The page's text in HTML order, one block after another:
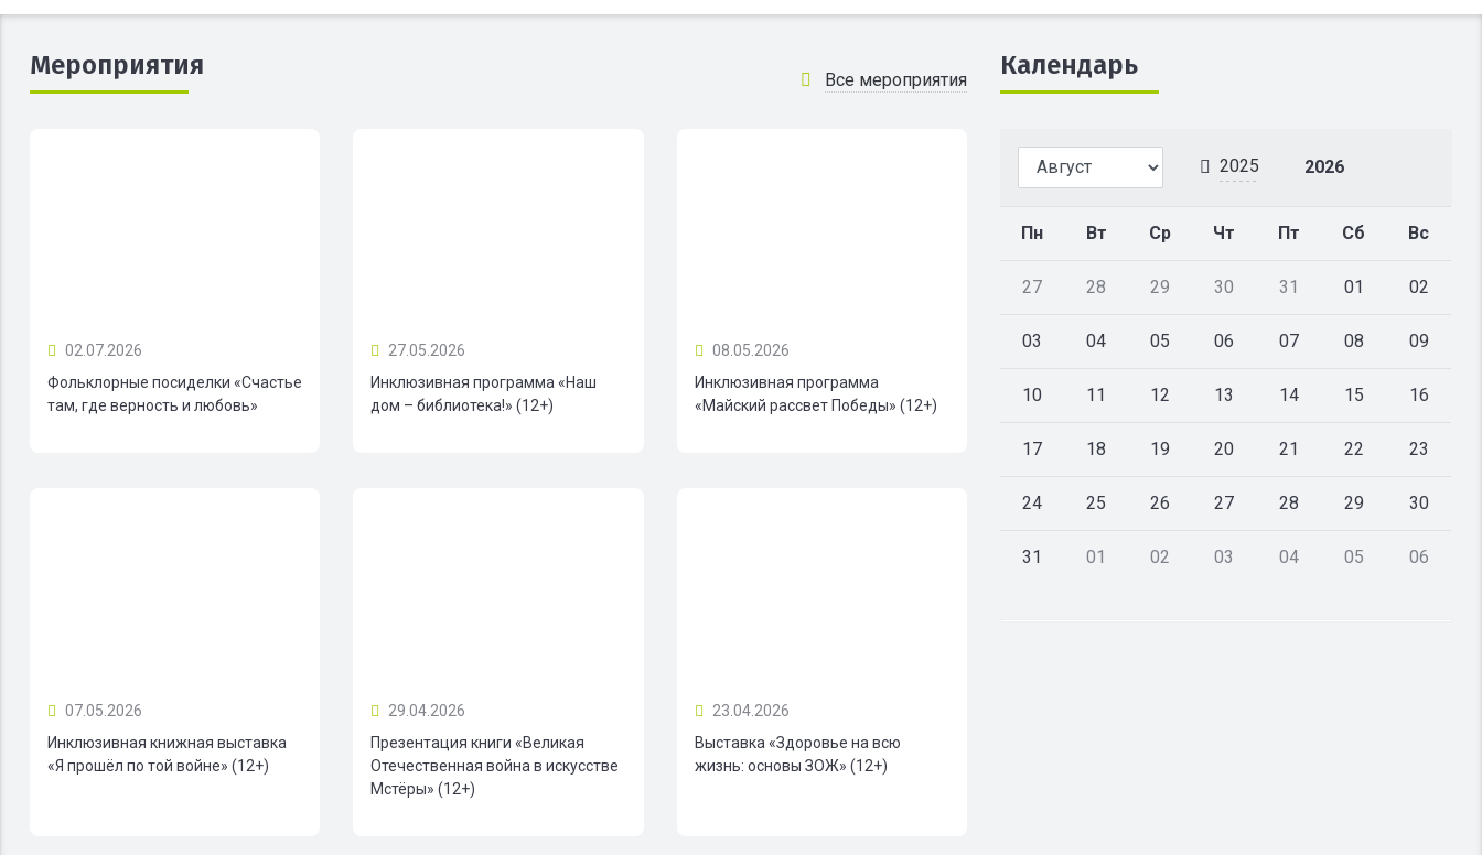
Мероприятия Все мероприятия
02.07.2026
Фольклорные посиделки «Счастье
там, где верность и любовь»
27.05.2026
Инклюзивная программа «Наш
дом – библиотека!» (12+)
08.05.2026
Инклюзивная программа
«Майский рассвет Победы» (12+)
07.05.2026
Инклюзивная книжная выставка
«Я прошёл по той войне» (12+)
29.04.2026
Презентация книги «Великая
Отечественная война в искусстве
Мстёры» (12+)
23.04.2026
Выставка «Здоровье на всю
жизнь: основы ЗОЖ» (12+)
Календарь
2025 2026
Пн Вт Ср Чт Пт Сб Вс
27 28 29 30 31 01 02
03 04 05 06 07 08 09
10 11 12 13 14 15 16
17 18 19 20 21 22 23
24 25 26 27 28 29 30
31 01 02 03 04 05 06